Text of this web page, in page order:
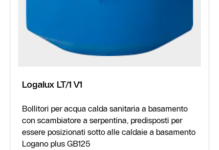
Logalux LT/1 V1
Bollitori per acqua calda sanitaria a basamento
con scambiatore a serpentina, predisposti per
essere posizionati sotto alle caldaie a basamento
Logano plus GB125